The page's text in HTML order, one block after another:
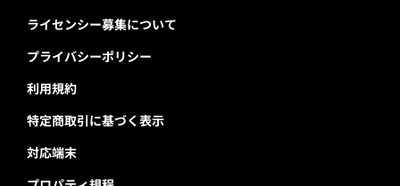
ライセンシー募集について
プライバシーポリシー
利用規約
特定商取引に基づく表示
対応端末